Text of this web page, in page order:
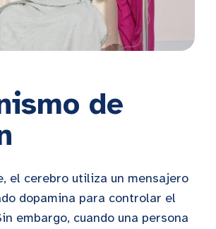
de
el cerebro utiliza un mensajero
dopamina para controlar el
embargo, cuando una persona